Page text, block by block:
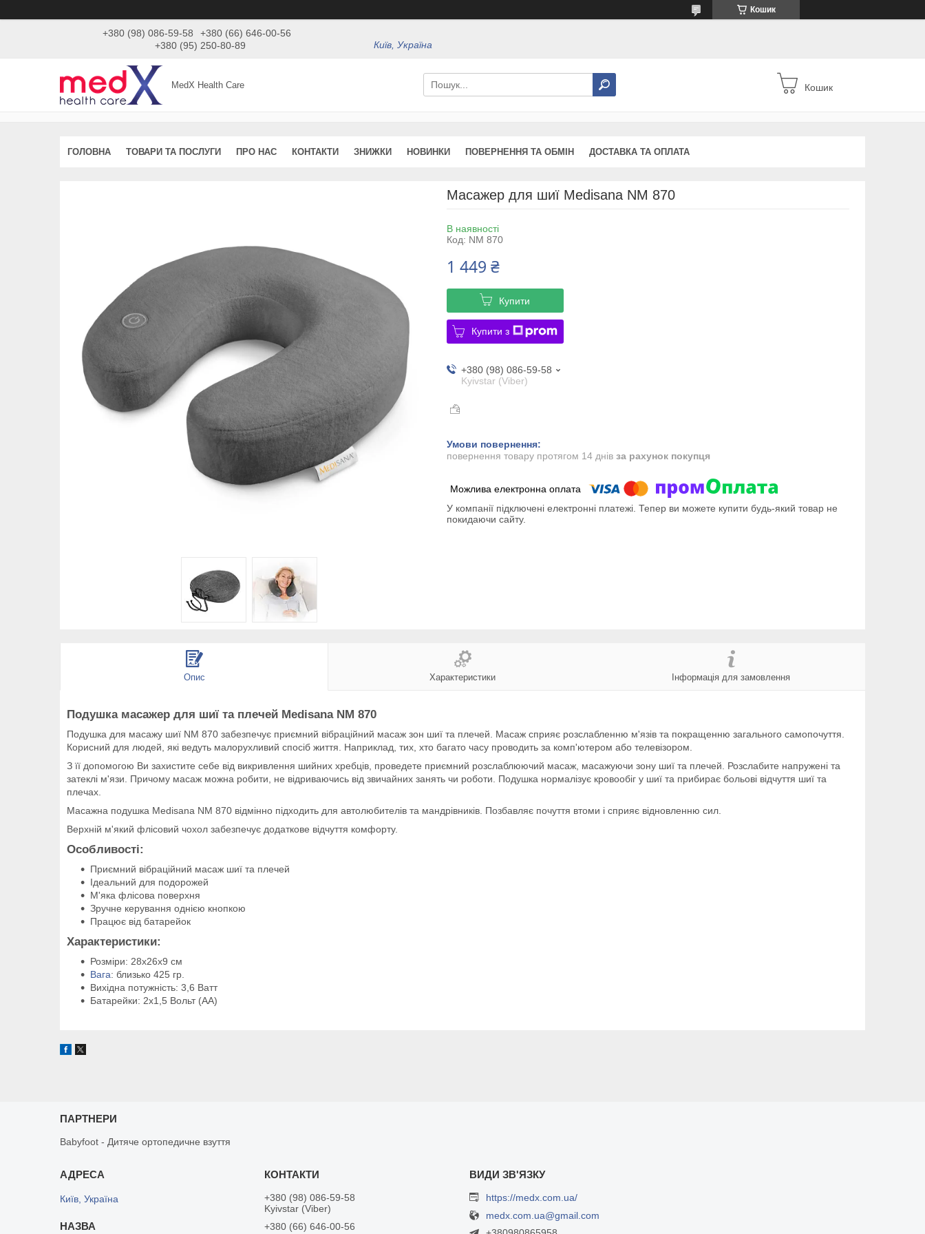
Кошик
+380 (98) 086-59-58
+380 (66) 646-00-56
+380 (95) 250-80-89
Київ, Україна
MedX Health Care Кошик
ГОЛОВНА ТОВАРИ ТА ПОСЛУГИ ПРО НАС КОНТАКТИ ЗНИЖКИ НОВИНКИ ПОВЕРНЕННЯ ТА ОБМІН ДОСТАВКА ТА ОПЛАТА
Масажер для шиї Medisana NM 870
В наявності
Код: NM 870
1 449 ₴
Купити
Купити з
+380 (98) 086-59-58
Kyivstar (Viber)
повернення товару протягом 14 днів за рахунок покупця
У компанії підключені електронні платежі. Тепер ви можете купити будь-який товар не
покидаючи сайту.
Опис Характеристики Інформація для замовлення
Подушка масажер для шиї та плечей Medisana NM 870
Подушка для масажу шиї NM 870 забезпечує приємний вібраційний масаж зон шиї та плечей. Масаж сприяє розслабленню м'язів та покращенню загального самопочуття.
Корисний для людей, які ведуть малорухливий спосіб життя. Наприклад, тих, хто багато часу проводить за комп'ютером або телевізором.
З її допомогою Ви захистите себе від викривлення шийних хребців, проведете приємний розслаблюючий масаж, масажуючи зону шиї та плечей. Розслабите напружені та
затеклі м'язи. Причому масаж можна робити, не відриваючись від звичайних занять чи роботи. Подушка нормалізує кровообіг у шиї та прибирає больові відчуття шиї та
плечах.
Масажна подушка Medisana NM 870 відмінно підходить для автолюбителів та мандрівників. Позбавляє почуття втоми і сприяє відновленню сил.
Верхній м'який флісовий чохол забезпечує додаткове відчуття комфорту.
Особливості:
Приємний вібраційний масаж шиї та плечей
Ідеальний для подорожей
М'яка флісова поверхня
Зручне керування однією кнопкою
Працює від батарейок
Характеристики:
Розміри: 28х26х9 см
Вага: близько 425 гр.
Вихідна потужність: 3,6 Ватт
Батарейки: 2х1,5 Вольт (АА)
ПАРТНЕРИ
Babyfoot - Дитяче ортопедичне взуття
Київ, Україна
+380 (98) 086-59-58
Kyivstar (Viber)
+380 (66) 646-00-56
https://medx.com.ua/
medx.com.ua@gmail.com